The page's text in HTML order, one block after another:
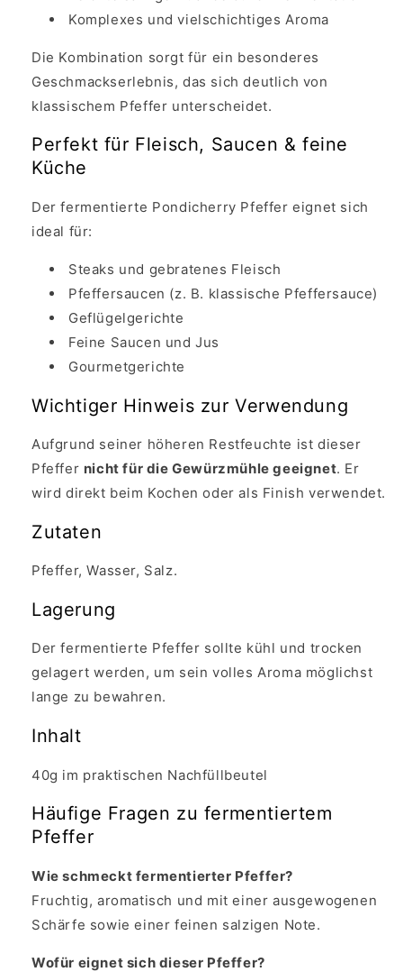
Komplexes und vielschichtiges Aroma
Die Kombination sorgt für ein besonderes
Geschmackserlebnis, das sich deutlich von
klassischem Pfeffer unterscheidet.
Perfekt für Fleisch, Saucen & feine
Küche
Der fermentierte Pondicherry Pfeffer eignet sich
ideal für:
Steaks und gebratenes Fleisch
Pfeffersaucen (z. B. klassische Pfeffersauce)
Geflügelgerichte
Feine Saucen und Jus
Gourmetgerichte
Wichtiger Hinweis zur Verwendung
Aufgrund seiner höheren Restfeuchte ist dieser
Pfeffer nicht für die Gewürzmühle geeignet. Er
wird direkt beim Kochen oder als Finish verwendet.
Zutaten
Pfeffer, Wasser, Salz.
Lagerung
Der fermentierte Pfeffer sollte kühl und trocken
gelagert werden, um sein volles Aroma möglichst
lange zu bewahren.
Inhalt
40g im praktischen Nachfüllbeutel
Häufige Fragen zu fermentiertem
Pfeffer
Wie schmeckt fermentierter Pfeffer?
Fruchtig, aromatisch und mit einer ausgewogenen
Schärfe sowie einer feinen salzigen Note.
Wofür eignet sich dieser Pfeffer?